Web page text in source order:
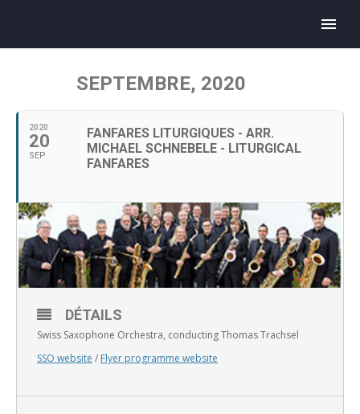
SEPTEMBRE, 2020
2020
20
SEP
FANFARES LITURGIQUES - ARR.
MICHAEL SCHNEBELE - LITURGICAL
FANFARES
DÉTAILS
Swiss Saxophone Orchestra, conducting Thomas Trachsel
SSO website / Flyer programme website